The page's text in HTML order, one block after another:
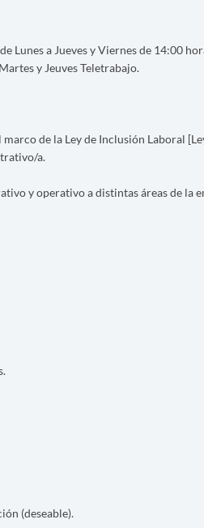
Lunes a Jueves y Viernes de 14:00
y Jeuves Teletrabajo.
de la Ley de Inclusión Laboral
a.
y operativo a distintas áreas de la
(deseable).